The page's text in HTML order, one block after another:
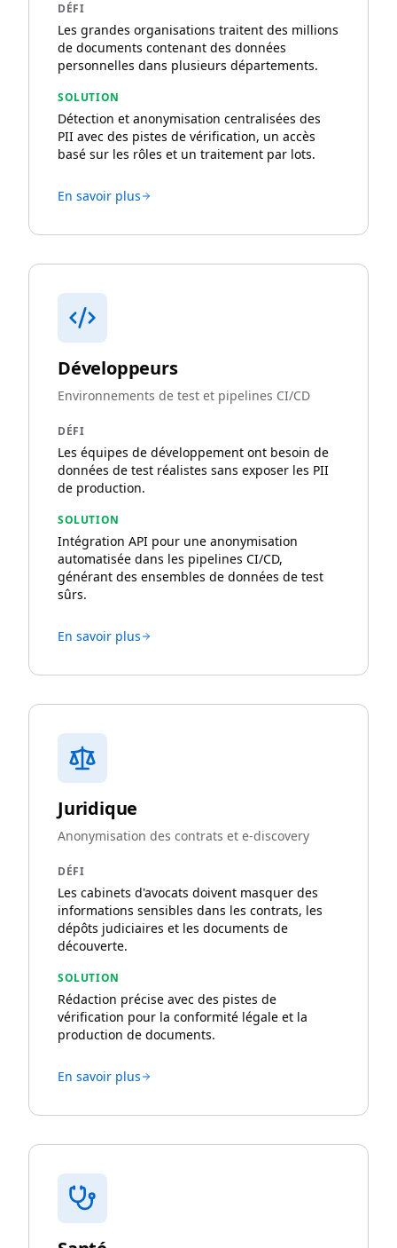
DÉFI
Les grandes organisations traitent des millions
de documents contenant des données
personnelles dans plusieurs départements.
SOLUTION
Détection et anonymisation centralisées des
PII avec des pistes de vérification, un accès
basé sur les rôles et un traitement par lots.
En savoir plus
Développeurs
Environnements de test et pipelines CI/CD
DÉFI
Les équipes de développement ont besoin de
données de test réalistes sans exposer les PII
de production.
SOLUTION
Intégration API pour une anonymisation
automatisée dans les pipelines CI/CD,
générant des ensembles de données de test
sûrs.
En savoir plus
Juridique
Anonymisation des contrats et e-discovery
DÉFI
Les cabinets d'avocats doivent masquer des
informations sensibles dans les contrats, les
dépôts judiciaires et les documents de
découverte.
SOLUTION
Rédaction précise avec des pistes de
vérification pour la conformité légale et la
production de documents.
En savoir plus